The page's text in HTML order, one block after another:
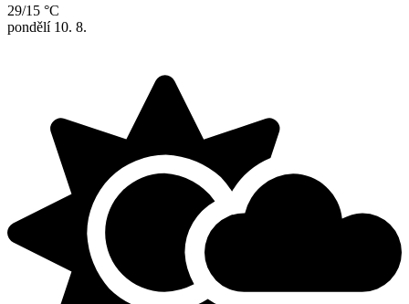
29/15 °C
pondělí 10. 8.